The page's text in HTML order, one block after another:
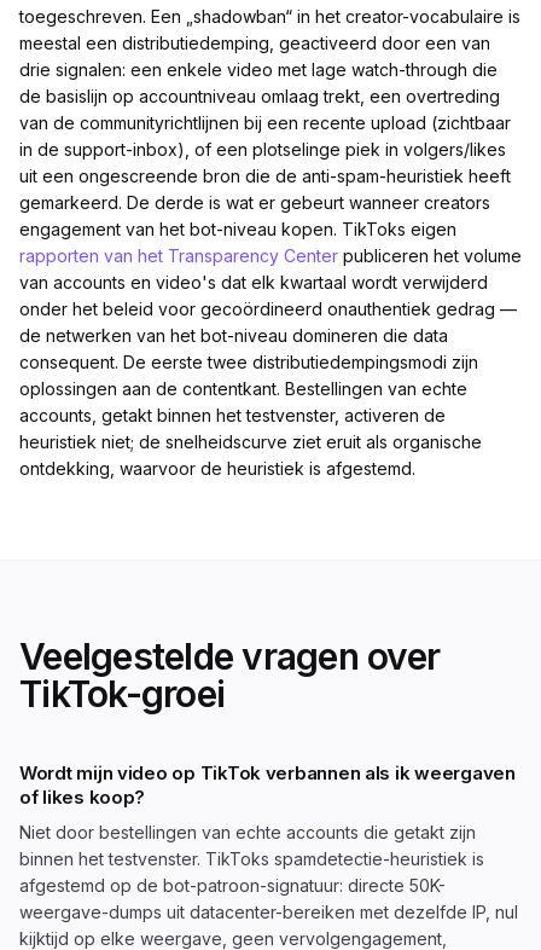
toegeschreven. Een „shadowban“ in het creator-vocabulaire is
meestal een distributiedemping, geactiveerd door een van
drie signalen: een enkele video met lage watch-through die
de basislijn op accountniveau omlaag trekt, een overtreding
van de communityrichtlijnen bij een recente upload (zichtbaar
in de support-inbox), of een plotselinge piek in volgers/likes
uit een ongescreende bron die de anti-spam-heuristiek heeft
gemarkeerd. De derde is wat er gebeurt wanneer creators
engagement van het bot-niveau kopen. TikToks eigen
rapporten van het Transparency Center publiceren het volume
van accounts en video's dat elk kwartaal wordt verwijderd
onder het beleid voor gecoördineerd onauthentiek gedrag —
de netwerken van het bot-niveau domineren die data
consequent. De eerste twee distributiedempingsmodi zijn
oplossingen aan de contentkant. Bestellingen van echte
accounts, getakt binnen het testvenster, activeren de
heuristiek niet; de snelheidscurve ziet eruit als organische
ontdekking, waarvoor de heuristiek is afgestemd.
Veelgestelde vragen over
TikTok-groei
Wordt mijn video op TikTok verbannen als ik weergaven
of likes koop?
Niet door bestellingen van echte accounts die getakt zijn
binnen het testvenster. TikToks spamdetectie-heuristiek is
afgestemd op de bot-patroon-signatuur: directe 50K-
weergave-dumps uit datacenter-bereiken met dezelfde IP, nul
kijktijd op elke weergave, geen vervolgengagement,